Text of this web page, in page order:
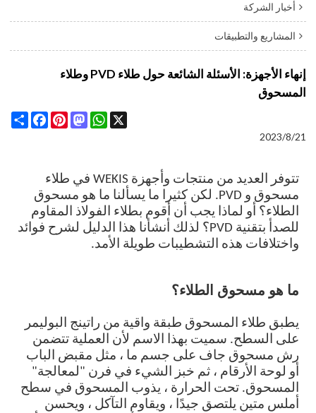
أخبار الشركة
المشاريع والتطبيقات
إنهاء الأجهزة: الأسئلة الشائعة حول طلاء PVD وطلاء
المسحوق
Share
Facebook
Pinterest
Mastodon
WhatsApp
X
2023/8/21
تتوفر العديد من منتجات وأجهزة WEKIS في طلاء
مسحوق و PVD. لكن كثيرا ما يسألنا ما هو مسحوق
الطلاء؟ أو لماذا يجب أن أقوم بطلاء الفولاذ المقاوم
للصدأ بتقنية PVD؟ لذلك أنشأنا هذا الدليل لشرح فوائد
واختلافات هذه التشطيبات طويلة الأمد.
ما هو مسحوق الطلاء؟
يطبق طلاء المسحوق طبقة واقية من راتينج البوليمر
على السطح. سميت بهذا الاسم لأن العملية تتضمن
رش مسحوق جاف على جسم ما ، مثل مقبض الباب
أو لوحة الأرقام ، ثم خبز الشيء في فرن "لمعالجة"
المسحوق. تحت الحرارة ، يذوب المسحوق في سطح
أملس متين يلتصق جيدًا ، ويقاوم التآكل ، ويحسن